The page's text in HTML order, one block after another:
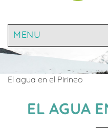
MENU
El agua en el Pirineo
EL AGUA